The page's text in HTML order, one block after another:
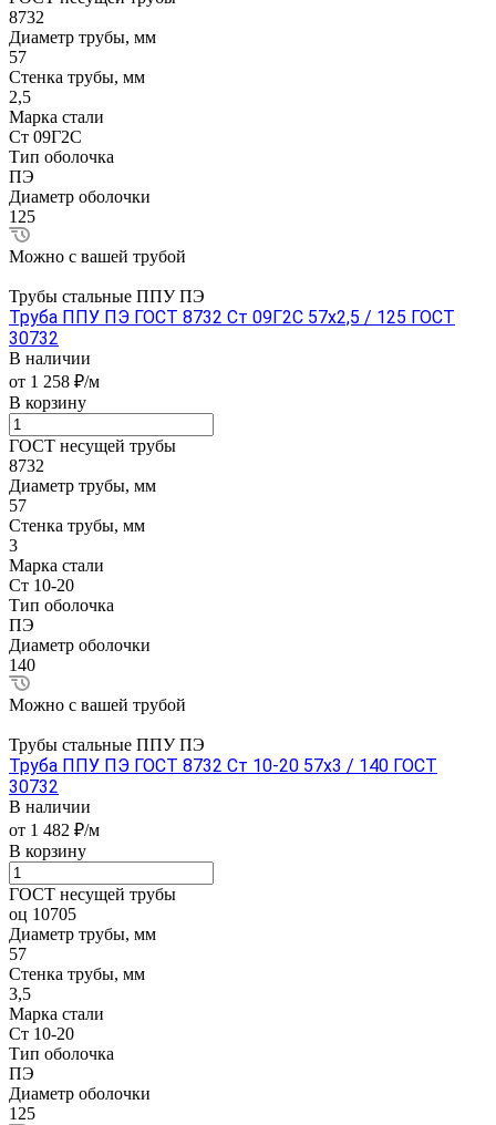
8732
Диаметр трубы, мм
57
Стенка трубы, мм
2,5
Марка стали
Ст 09Г2С
Тип оболочка
ПЭ
Диаметр оболочки
125
Можно с вашей трубой
Трубы стальные ППУ ПЭ
Труба ППУ ПЭ ГОСТ 8732 Ст 09Г2С 57x2,5 / 125 ГОСТ
30732
В наличии
от 1 258 ₽/м
В корзину
ГОСТ несущей трубы
8732
Диаметр трубы, мм
57
Стенка трубы, мм
3
Марка стали
Ст 10-20
Тип оболочка
ПЭ
Диаметр оболочки
140
Можно с вашей трубой
Трубы стальные ППУ ПЭ
Труба ППУ ПЭ ГОСТ 8732 Ст 10-20 57x3 / 140 ГОСТ
30732
В наличии
от 1 482 ₽/м
В корзину
ГОСТ несущей трубы
оц 10705
Диаметр трубы, мм
57
Стенка трубы, мм
3,5
Марка стали
Ст 10-20
Тип оболочка
ПЭ
Диаметр оболочки
125